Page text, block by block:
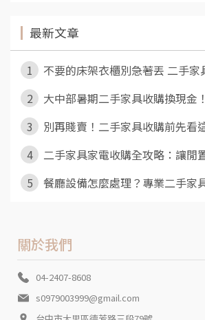
最新文章
1
不要的床架衣櫃別急著丟 二手
2
大中部暑期二手家具收購換現金
3
別再賤賣！二手家具收購前先看
4
二手家具家電收購全攻略：讓閒
5
餐廳設備怎麼處理？專業二手家
關於我們
04-2407-8608
s0979003999@gmail.com